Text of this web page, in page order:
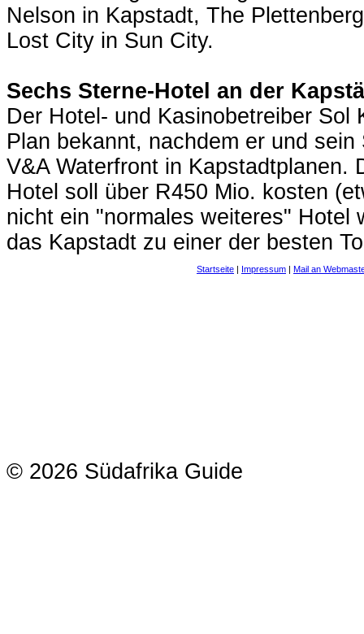
Nelson in Kapstadt, The
Lost City in Sun City.
Sechs Sterne-Hotel an der
Der Hotel- und Kasinobetreiber
Plan bekannt, nachdem er und
V&A Waterfront in Kapstadtplanen.
Hotel soll über R450 Mio. kosten
nicht ein "normales weiteres" Hotel
das Kapstadt zu einer der besten
Startseite Impressum Mail an
© 2026 Südafrika Guide